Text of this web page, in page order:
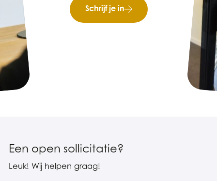
Schrijf je in
Een open sollicitatie?
Leuk! Wij helpen graag!